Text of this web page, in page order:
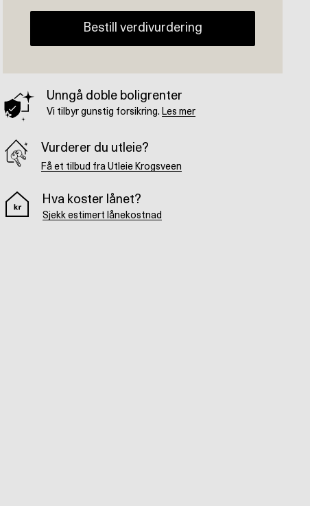
Bestill verdivurdering
Unngå doble boligrenter
Vi tilbyr gunstig forsikring. Les mer
Vurderer du utleie?
Få et tilbud fra Utleie Krogsveen
Hva koster lånet?
Sjekk estimert lånekostnad